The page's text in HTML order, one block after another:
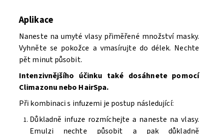
Aplikace
Naneste na umyté vlasy přiměřené množství masky.
Vyhněte se pokožce a vmasírujte do délek. Nechte
pět minut působit.
Intenzivnějšího účinku také dosáhnete pomocí
Climazonu nebo HairSpa.
Při kombinaci s infuzemi je postup následující:
Důkladně infuze rozmíchejte a naneste na vlasy.
Emulzi nechte působit a pak důkladně